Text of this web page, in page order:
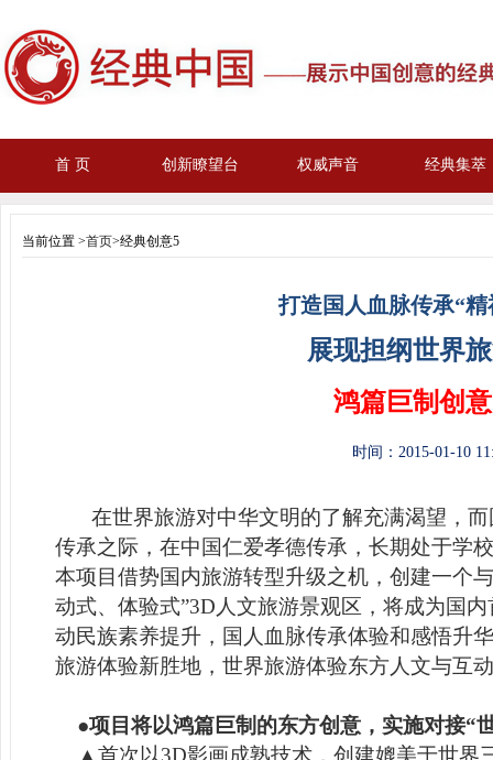
首 页 创新瞭望台 权威声音 经典集萃
当前位置 >首页>经典创意5
打造国人血脉传承“精
展现担纲世界
鸿篇巨制创
时间： 2015-01-10
在世界旅游对中华文明的了解充满渴望，
传承之际，在中国仁爱孝德传承，长期处于学
本项目借势国内旅游转型升级之机，创建一个
动式、体验式”3D人文旅游景观区，将成为国
动民族素养提升，国人血脉传承体验和感悟升
旅游体验新胜地， 世界旅游体验东方人文与互
●项目将以鸿篇巨制的东方创意， 实施对接“
▲首次以3D影画成熟技术，创建媲美于世界